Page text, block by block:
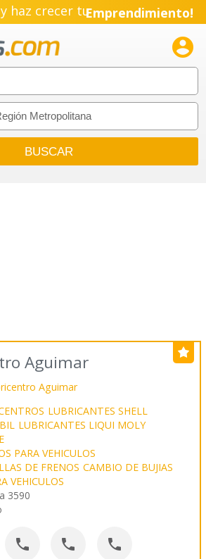
haz crecer tuEmprendimiento!

Aguimar
LUBRICANTES SHELL
LUBRICANTES LIQUI MOLY
PARA VEHICULOS
DE FRENOS CAMBIO DE BUJIAS
VEHICULOS
3590
  